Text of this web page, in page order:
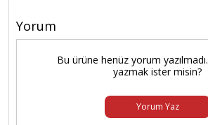
Yorum
Bu ürüne henüz yorum
yazmak ister misin?
Yorum Yaz